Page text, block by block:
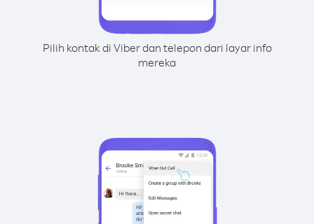
Pilih kontak di Viber dan telepon dari layar info
mereka